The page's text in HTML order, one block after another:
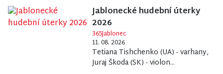
Jablonecké hudební úterky
2026
365Jablonec
11. 08. 2026
Tetiana Tishchenko (UA) - varhany,
Juraj Škoda (SK) - violon...